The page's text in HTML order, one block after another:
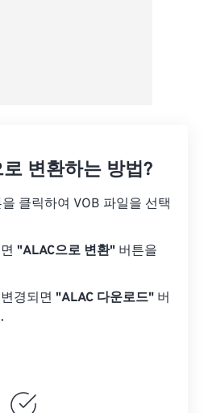
변환하는 방법?
클릭하여 VOB 파일을 선택
"ALAC으로 변환" 버튼을
경되면 "ALAC 다운로드" 버